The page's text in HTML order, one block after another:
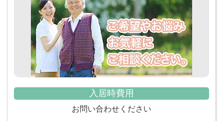
入居時費用
お問い合わせください